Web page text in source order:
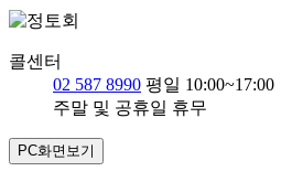
콜센터
02 587 8990 평일 10:00~17:00
주말 및 공휴일 휴무
PC화면보기